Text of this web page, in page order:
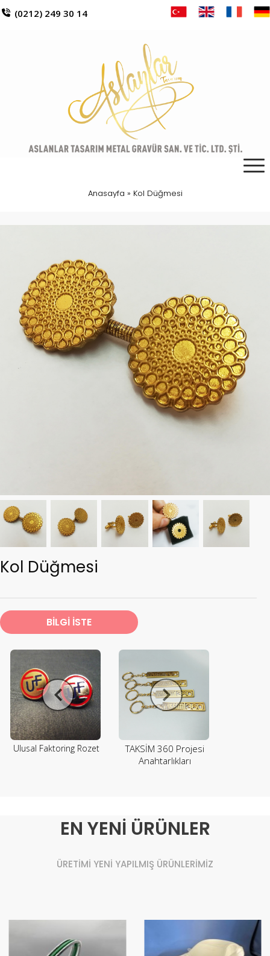
(0212) 249 30 14
Anasayfa » Kol Düğmesi
Kol Düğmesi
BİLGİ İSTE
Ulusal Faktoring Rozet
TAKSİM 360 Projesi
Anahtarlıkları
EN YENİ ÜRÜNLER
ÜRETİMİ YENİ YAPILMIŞ ÜRÜNLERİMİZ